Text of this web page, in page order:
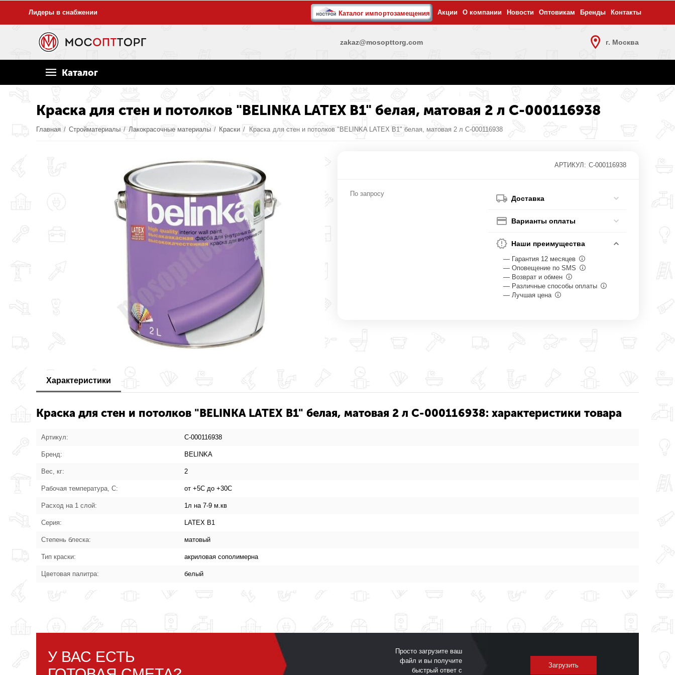
Лидеры в снабжении Каталог импортозамещения Акции О компании Новости Оптовикам Бренды Контакты
zakaz@mosopttorg.com г. Москва
Каталог
Краска для стен и потолков "BELINKA LATEX B1" белая, матовая 2 л С-000116938
Главная / Стройматериалы / Лакокрасочные материалы / Краски / Краска для стен и потолков "BELINKA LATEX B1" белая, матовая 2 л С-000116938
АРТИКУЛ: С-000116938
По запросу
Доставка
Варианты оплаты
Наши преимущества
— Гарантия 12 месяцев
— Оповещение по SMS
— Возврат и обмен
— Различные способы оплаты
— Лучшая цена
Характеристики
Краска для стен и потолков "BELINKA LATEX B1" белая, матовая 2 л С-000116938: характеристики товара
Артикул: С-000116938
Бренд: BELINKA
Вес, кг: 2
Рабочая температура, С: от +5С до +30С
Расход на 1 слой: 1л на 7-9 м.кв
Серия: LATEX B1
Степень блеска: матовый
Тип краски: акриловая сополимерна
Цветовая палитра: белый
У ВАС ЕСТЬ
Просто загрузите ваш
файл и вы получите
быстрый ответ с
Загрузить